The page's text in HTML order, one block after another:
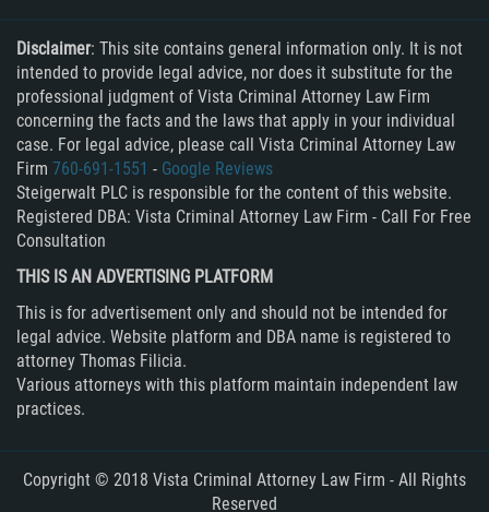
Disclaimer: This site contains general information only. It is not
intended to provide legal advice, nor does it substitute for the
professional judgment of Vista Criminal Attorney Law Firm
concerning the facts and the laws that apply in your individual
case. For legal advice, please call Vista Criminal Attorney Law
Firm 760-691-1551 - Google Reviews
Steigerwalt PLC is responsible for the content of this website.
Registered DBA: Vista Criminal Attorney Law Firm - Call For Free
Consultation
THIS IS AN ADVERTISING PLATFORM
This is for advertisement only and should not be intended for
legal advice. Website platform and DBA name is registered to
attorney Thomas Filicia.
Various attorneys with this platform maintain independent law
practices.
Copyright © 2018 Vista Criminal Attorney Law Firm - All Rights
Reserved